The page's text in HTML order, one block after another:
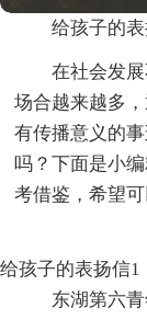
给孩子的
在社会发
场合越来越多
有传播意义的
吗？下面是小
考借鉴，希望
给孩子的表扬信1
东湖第六